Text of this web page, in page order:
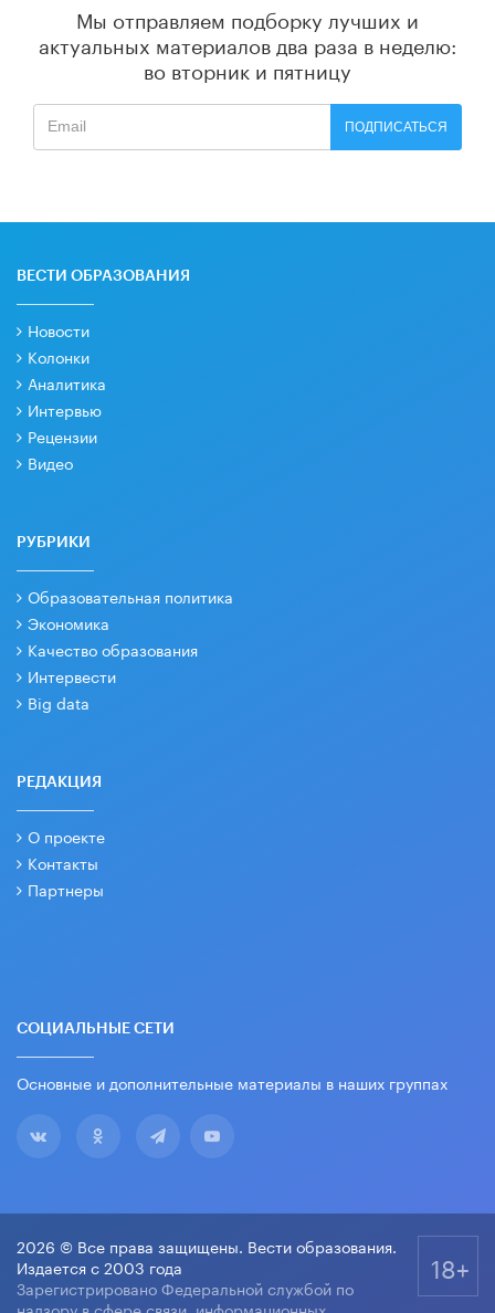
Мы отправляем подборку лучших и
актуальных материалов два раза в неделю:
во вторник и пятницу
ПОДПИСАТЬСЯ
ВЕСТИ ОБРАЗОВАНИЯ
Новости
Колонки
Аналитика
Интервью
Рецензии
Видео
РУБРИКИ
Образовательная политика
Экономика
Качество образования
Интервести
Big data
РЕДАКЦИЯ
О проекте
Контакты
Партнеры
СОЦИАЛЬНЫЕ СЕТИ
Основные и дополнительные материалы в наших группах
2026 © Все права защищены. Вести образования.
Издается с 2003 года
Зарегистрировано Федеральной службой по
18+